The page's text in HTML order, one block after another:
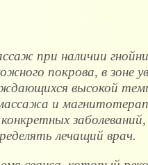
при наличии
покрова, в зоне
высокой
массажа и
лечащий врач.